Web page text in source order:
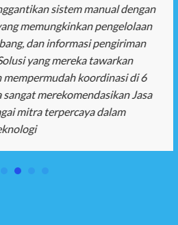
sistem manual dengan
memungkinkan pengelolaan
dan informasi pengiriman
yang mereka tawarkan
koordinasi di 6
merekomendasikan Jasa
mitra terpercaya dalam